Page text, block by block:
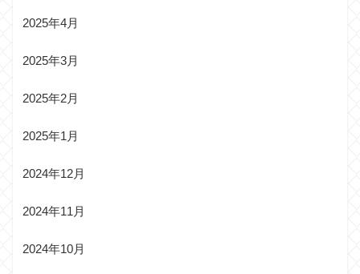
2025年4月
2025年3月
2025年2月
2025年1月
2024年12月
2024年11月
2024年10月